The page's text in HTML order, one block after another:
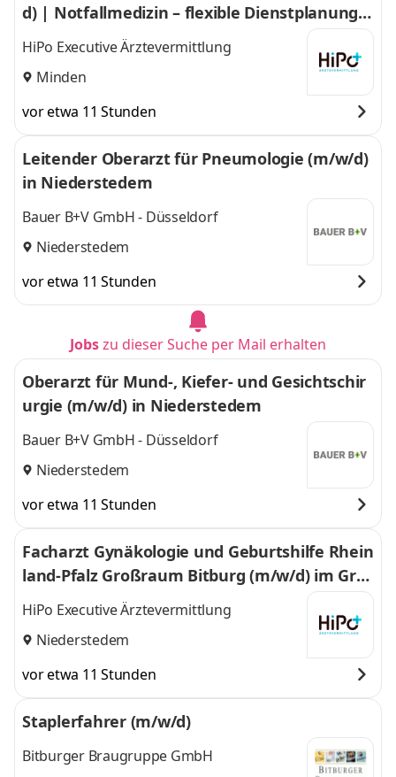
d) | Notfallmedizin – flexible Dienstplanung i
m Großraum Minden
HiPo Executive Ärztevermittlung
Minden
vor etwa 11 Stunden
Leitender Oberarzt für Pneumologie (m/w/d)
in Niederstedem
Bauer B+V GmbH - Düsseldorf
Niederstedem
vor etwa 11 Stunden
Jobszu dieser Suche per Mail erhalten
Oberarzt für Mund-, Kiefer- und Gesichtschir
urgie (m/w/d) in Niederstedem
Bauer B+V GmbH - Düsseldorf
Niederstedem
vor etwa 11 Stunden
Facharzt Gynäkologie und Geburtshilfe Rhein
land-Pfalz Großraum Bitburg (m/w/d) im Gro
ßraum Rheinland-Pfalz / Bitburg
HiPo Executive Ärztevermittlung
Niederstedem
vor etwa 11 Stunden
Staplerfahrer (m/w/d)
Bitburger Braugruppe GmbH